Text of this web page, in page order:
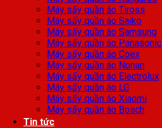
Máy sấy quần áo Tiross
Máy sấy quần áo Saiko
Máy sấy quần áo Samsung
Máy sấy quần áo Panasonic
Máy sấy quần áo Coex
Máy sấy quần áo Nonan
Máy sấy quần áo Electrolux
Máy sấy quần áo LG
Máy sấy quần áo Xiaomi
Máy sấy quần áo Bosch
Tin tức